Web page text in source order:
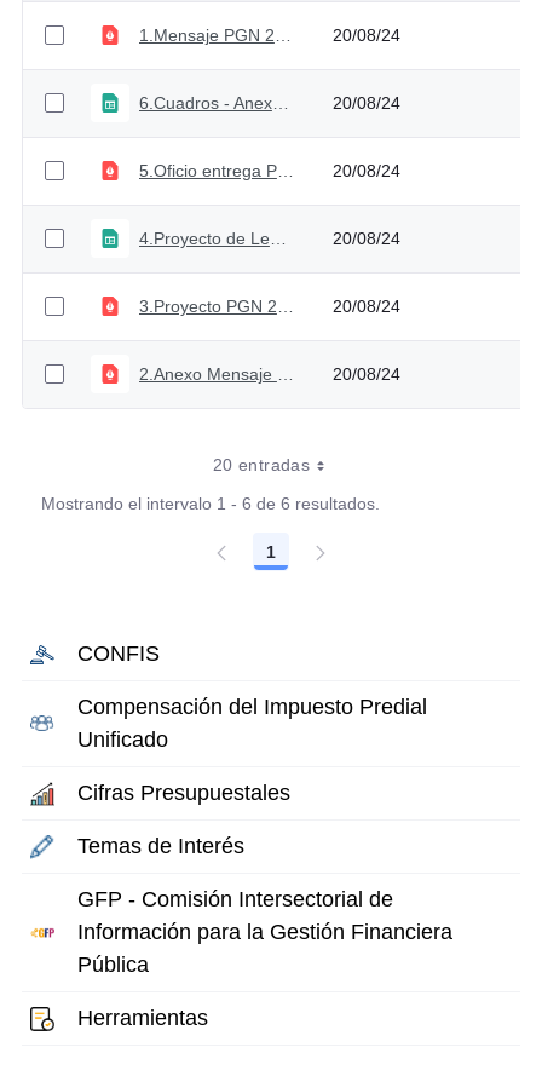
20/08/24
6.Cuadros - Anexo al Mensaje Presidencial PGN 2025 20/08/24
5.Oficio entrega Proyecto PGN 2025 20/08/24
20/08/24
20/08/24
20/08/24
20 entradas
Mostrando el intervalo 1 - 6 de 6 resultados.
Página
1
CONFIS
Compensación del Impuesto Predial
Unificado
Cifras Presupuestales
Temas de Interés
GFP - Comisión Intersectorial de
Información para la Gestión Financiera
Pública
Herramientas